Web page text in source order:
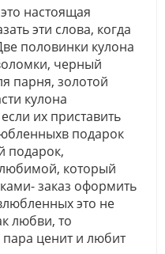
настоящая
эти слова, когда
половинки кулона
черный
парня, золотой
кулона
их приставить
подарок
подарок,
который
заказ оформить
это не
любви, то
ценит и любит